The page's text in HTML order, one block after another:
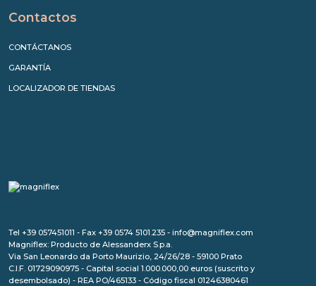
Contactos
CONTÁCTANOS
GARANTÍA
LOCALIZADOR DE TIENDAS
Tel +39 057451011 - Fax +39 0574 5101.235 - info@magniflex.com
Magniflex: Producto de Alessanderx S.p.a.
Via San Leonardo da Porto Maurizio, 24/26/28 - 59100 Prato
C.I.F. 01729090975 - Capital social 1.000.000,00 euros (suscrito y
desembolsado) - REA PO/465133 - Código fiscal 01246380461